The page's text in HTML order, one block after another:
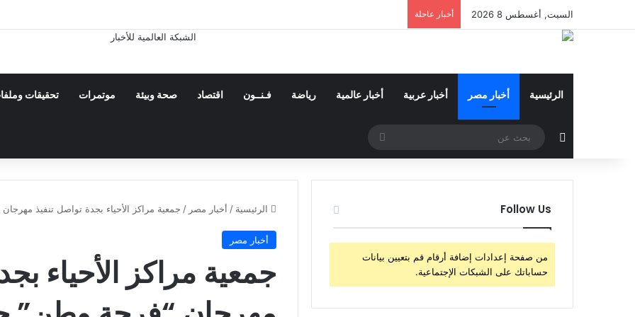
السبت, أغسطس 8 2026 أخبار عاجلة
الرئيسية أخبار مصر أخبار عربية أخبار عالمية رياضة فـنــون اقتصاد صحة وبيئة موتمرات تحقيقات
مقال عشوائي
عن
الرئيسية / أخبار مصر / جمعية مراكز الأحياء بجدة تواصل تنفيذ
أخبار مصر
جمعية مراكز الأحياء
Follow Us
من صفحة إعدادات إضافة أرقام قم بتعيين بيانات
حساباتك على الشبكات الإجتماعية.